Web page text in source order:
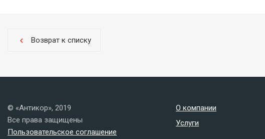
chevron_left Возврат к списку
© «Антикор», 2019
Все права защищены
Пользовательское соглашение
О компании
Услуги